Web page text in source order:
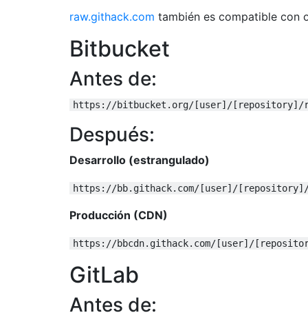
raw.githack.com también es compatible con
Bitbucket
Antes de:
https://bitbucket.org/[user]/[repository]/
Después:
Desarrollo (estrangulado)
https://bb.githack.com/[user]/
Producción (CDN)
https://bbcdn.githack.com/[user]/
GitLab
Antes de: